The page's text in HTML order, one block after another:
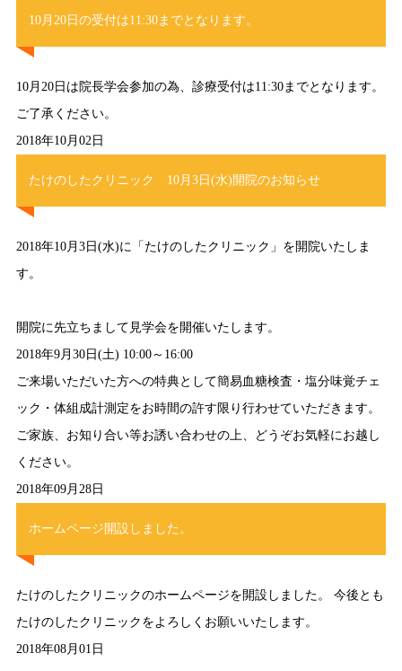
10月20日の受付は11:30までとなります。
10月20日は院長学会参加の為、診療受付は11:30までとなります。
ご了承ください。
2018年10月02日
たけのしたクリニック 10月3日(水)開院のお知らせ
2018年10月3日(水)に「たけのしたクリニック」を開院いたしま
す。
開院に先立ちまして見学会を開催いたします。
2018年9月30日(土) 10:00～16:00
ご来場いただいた方への特典として簡易血糖検査・塩分味覚チェ
ック・体組成計測定をお時間の許す限り行わせていただきます。
ご家族、お知り合い等お誘い合わせの上、どうぞお気軽にお越し
ください。
2018年09月28日
ホームページ開設しました。
たけのしたクリニックのホームページを開設しました。 今後とも
たけのしたクリニックをよろしくお願いいたします。
2018年08月01日